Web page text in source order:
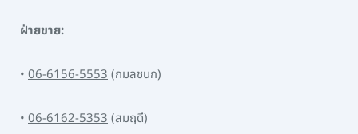
ฝ่ายขาย:
• 06-6156-5553(กมลชนก)
• 06-6162-5353(สมฤดี)